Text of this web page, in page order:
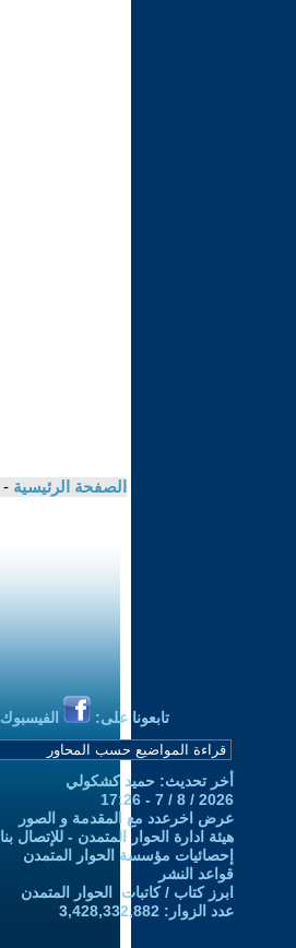
الصفحة الرئيسية -
تابعونا على: الفيسبوك
أخر تحديث: حميد كشكولي
2026 / 8 / 7 - 17:26
عرض اخرعدد مع المقدمة و الصور
هيئة ادارة الحوار المتمدن - للإتصال بنا
إحصائيات مؤسسة الحوار المتمدن
قواعد النشر
ابرز كتاب / كاتبات الحوار المتمدن
عدد الزوار: 3,428,332,882